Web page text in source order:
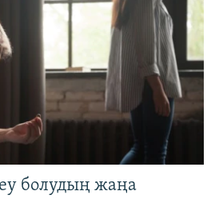
болудың жаңа